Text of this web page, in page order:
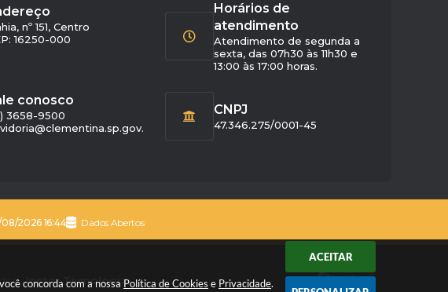
concorda com a nossa Política de Cookies e Privacidade.
ACEITAR
nº 151, Centro
16250-000
conosco
3658-9500
Horários de
atendimento
Atendimento de segunda a
sexta, das 07h30 às 11h30 e
13:00 às 17:00 horas.
CNPJ
47.346.275/0001-45
2026 16:44 Dados Abertos
-Instar Tecnologia